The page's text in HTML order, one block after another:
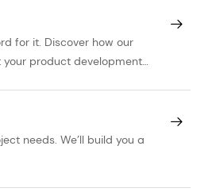
for it. Discover how our
your product development
needs. We’ll build you a